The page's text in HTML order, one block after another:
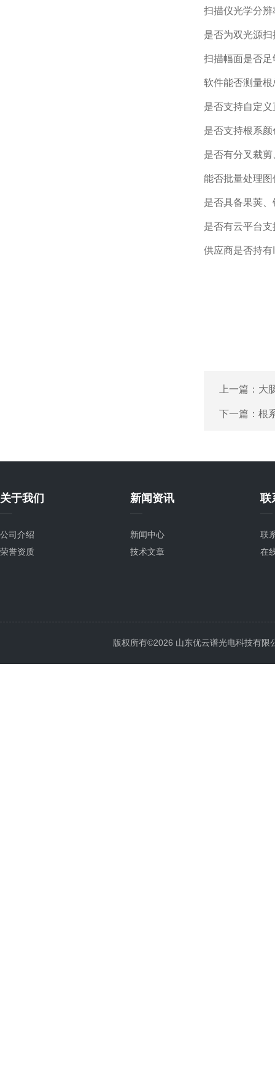
扫描仪光学分辨
是否为双光源
扫描幅面是否
软件能否测量
是否支持自定
是否支持根系
是否有分叉裁
能否批量处理
是否具备果荚
是否有云平台
供应商是否持有
上一篇： 大
下一篇： 根
关于我们
公司介绍
荣誉资质
新闻资讯
新闻中心
技术文章
联
联
在
版权所有©2026 山东优云谱光电科技有